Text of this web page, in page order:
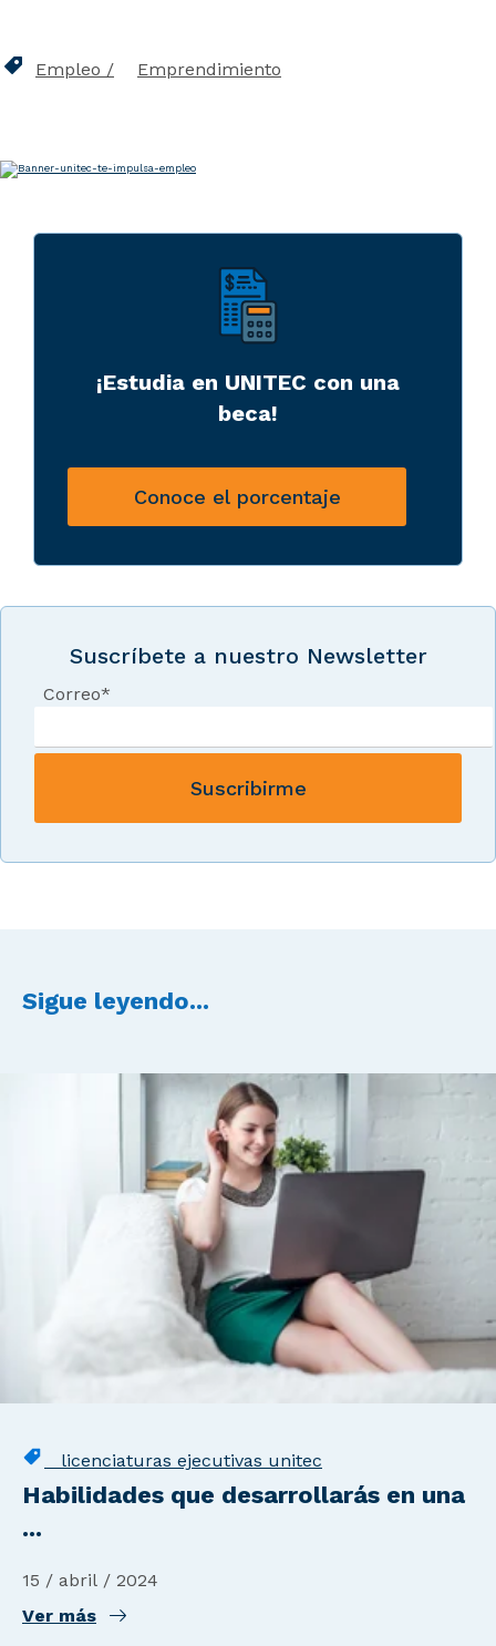
Empleo Emprendimiento
¡Estudia en UNITEC con una
beca!
Conoce el porcentaje
Suscríbete a nuestro Newsletter
Correo*
Sigue leyendo...
licenciaturas ejecutivas unitec
Habilidades que desarrollarás en una
...
15 / abril / 2024
Ver más